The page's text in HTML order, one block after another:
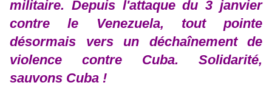
militaire. Depuis l'attaque du 3 janvier
contre le Venezuela, tout pointe
désormais vers un déchaînement de
violence contre Cuba. Solidarité,
sauvons Cuba !